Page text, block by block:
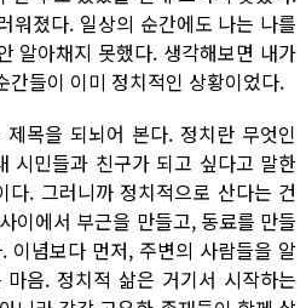
워졌다. 일상의 순간에도 나는 나를
알아채지 못했다. 생각해보면 내가
간들이 이미 정치적인 상황이었다.
목을 되뇌어 본다. 정치란 무엇인
시민들과 친구가 되고 싶다고 말한
. 그러니까 정치적으로 산다는 건
이에서 부근을 만들고, 동료를 만들
이념보다 먼저, 주변의 사람들을 알
음. 정치적 삶은 거기서 시작하는